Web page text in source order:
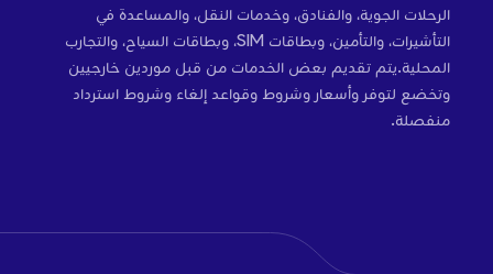
الرحلات الجوية، والفنادق، وخدمات النقل، والمساعدة في
التأشيرات، والتأمين، وبطاقات SIM، وبطاقات السياح، والتجارب
المحلية.يتم تقديم بعض الخدمات من قبل موردين خارجيين
وتخضع لتوفر وأسعار وشروط وقواعد إلغاء وشروط استرداد
منفصلة.